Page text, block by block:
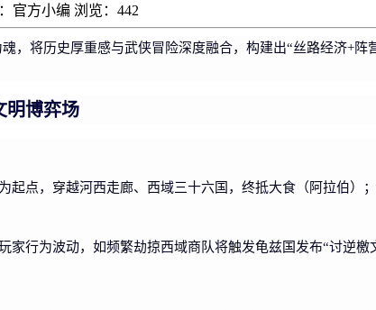
官方小编 浏览： 442
，将历史厚重感与武侠冒险深度融合，构建出“丝路经济+
明博弈场
起点，穿越河西走廊、西域三十六国，终抵大食（阿拉伯
家行为波动，如频繁劫掠西域商队将触发龟兹国发布“讨逆